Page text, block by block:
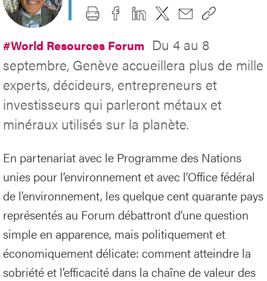
#World Resources Forum Du 4 au 8
septembre, Genève accueillera plus de mille
experts, décideurs, entrepreneurs et
investisseurs qui parleront métaux et
minéraux utilisés sur la planète.
En partenariat avec le Programme des Nations
unies pour l’environnement et avec l’Office fédéral
de l’environnement, les quelque cent quarante pays
représentés au Forum débattront d’une question
simple en apparence, mais politiquement et
économiquement délicate: comment atteindre la
sobriété et l’efficacité dans la chaîne de valeur des